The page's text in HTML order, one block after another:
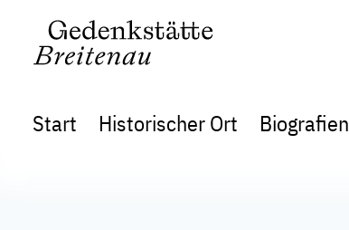
Start Historischer Ort Biografien